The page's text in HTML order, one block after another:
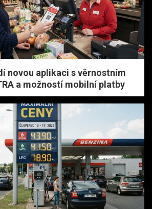
novou aplikaci s věrnostním
a možností mobilní platby